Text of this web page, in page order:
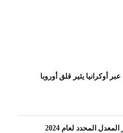
أوكرانيا يثير قلق أوروبا
المحدد لعام 2024